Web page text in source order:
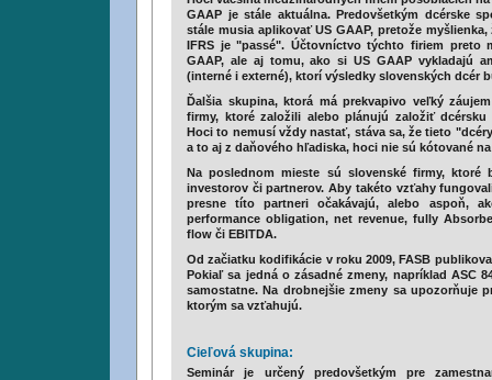
GAAP je stále aktuálna. Predovšetkým dcérske
stále musia aplikovať US GAAP, pretože
IFRS je "passé". Účtovníctvo týchto firiem preto
GAAP, ale aj tomu, ako si US GAAP vykladajú
(interné i externé), ktorí výsledky slovenských dcér
Ďalšia skupina, ktorá má prekvapivo veľký
firmy, ktoré založili alebo plánujú založiť
Hoci to nemusí vždy nastať, stáva sa, že tieto
a to aj z daňového hľadiska, hoci nie sú kótované
Na poslednom mieste sú slovenské firmy, ktoré
investorov či partnerov. Aby takéto vzťahy
presne títo partneri očakávajú, alebo aspoň,
performance obligation, net revenue, fully
flow či EBITDA.
Od začiatku kodifikácie v roku 2009, FASB
Pokiaľ sa jedná o zásadné zmeny, napríklad ASC
samostatne. Na drobnejšie zmeny sa upozorňuje
ktorým sa vzťahujú.
Cieľová skupina:
Seminár je určený predovšetkým pre